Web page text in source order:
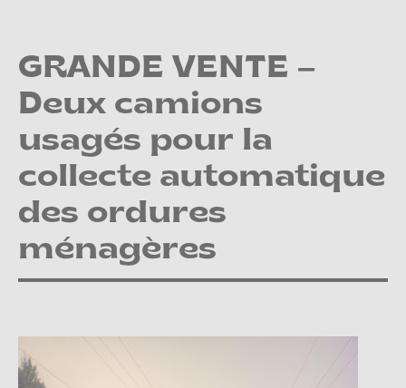
GRANDE VENTE –
Deux camions
usagés pour la
collecte automatique
des ordures
ménagères